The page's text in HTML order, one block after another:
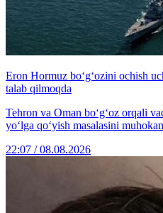
Eron Hormuz bo‘g‘ozini ochish
talab qilmoqda
Tehron va Oman bo‘g‘oz orqali
yo‘lga qo‘yish masalasini
22:07 / 08.08.2026